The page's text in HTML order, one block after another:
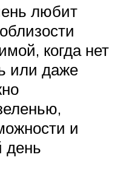
любит
когда нет
или даже
и
день